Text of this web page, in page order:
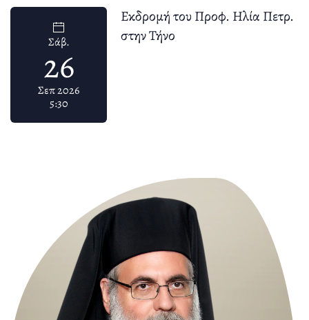
Σάβ.
26
Σεπ 2026
5:30
Εκδρομή του Προφ. Ηλία Πετρ.
στην Τήνο